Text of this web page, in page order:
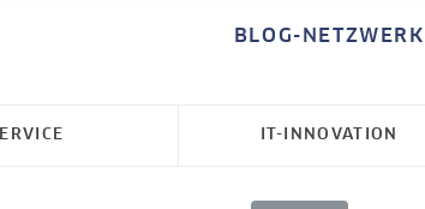
BLOG-
IT-INNOVATION